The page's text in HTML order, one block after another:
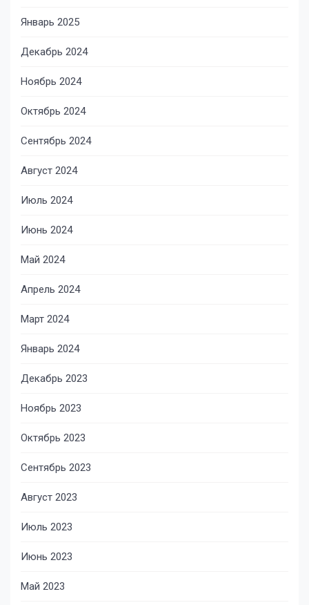
Январь 2025
Декабрь 2024
Ноябрь 2024
Октябрь 2024
Сентябрь 2024
Август 2024
Июль 2024
Июнь 2024
Май 2024
Апрель 2024
Март 2024
Январь 2024
Декабрь 2023
Ноябрь 2023
Октябрь 2023
Сентябрь 2023
Август 2023
Июль 2023
Июнь 2023
Май 2023